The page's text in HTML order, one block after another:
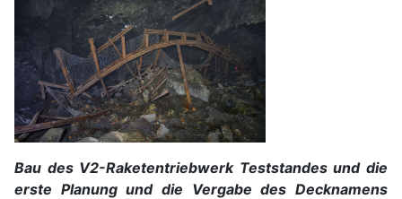
Bau des V2-Raketentriebwerk Teststandes und die
erste Planung und die Vergabe des Decknamens